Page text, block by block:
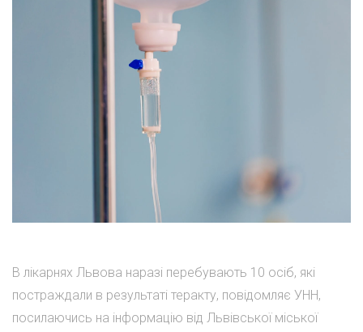
В лікарнях Львова наразі перебувають 10 осіб, які
постраждали в результаті теракту, повідомляє УНН,
посилаючись на інформацію від Львівської міської